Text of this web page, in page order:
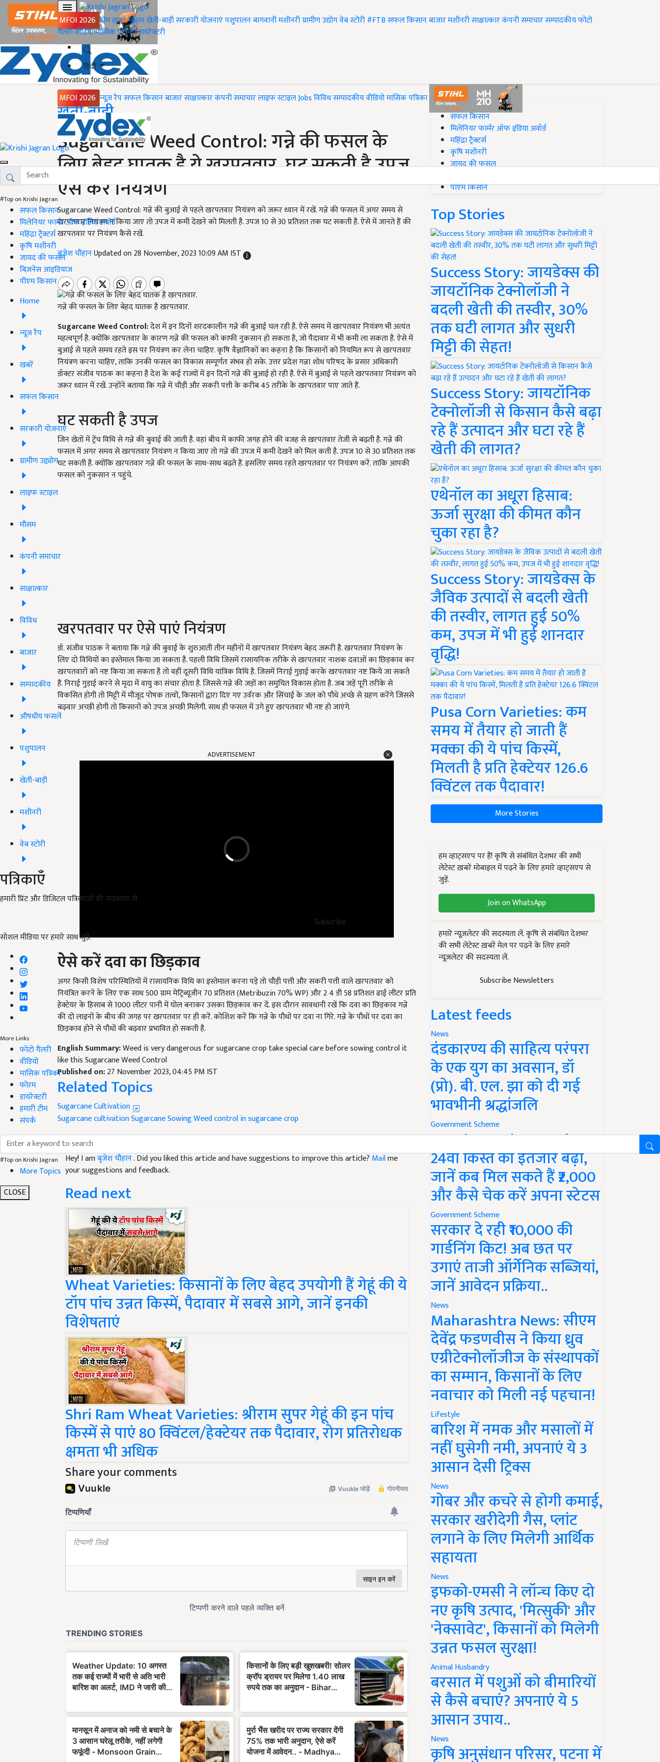
MFOI 2026 होमख़बरेंमौसमखेती-बाड़ीसरकारी योजनाएंपशुपालनबागवानीमशीनरीग्रामीण उद्योगवेब स्टोरी#FTBसफल किसानबाजारमशीनरीसाक्षात्कारकंपनी समाचारसम्पादकीयफोटो
गैलरीवीडियोमासिक पत्रिकाडायरेक्टरी
हिंदी
MFOI 2026 न्यूज़ रैपसफल किसानबाजारसाक्षात्कारकंपनी समाचारलाइफ स्टाइलJobsविविधसम्पादकीयवीडियोमासिक पत्रिका
#Top on Krishi Jagran
सफल किसान
मिलेनियर फार्मर ऑफ इंडिया अवॉर्ड
महिंद्रा ट्रैक्टर्स
कृषि मशीनरी
जायद की फसल
बिज़नेस आइडियाज
पीएम किसान
Home
न्यूज़ रैप
खबरें
सफल किसान
सरकारी योजनाएं
ग्रामीण उद्द्योग
लाइफ स्टाइल
मौसम
कंपनी समाचार
साक्षात्कार
विविध
बाजार
सम्पादकीय
औषधीय फसलें
पशुपालन
खेती-बाड़ी
मशीनरी
वेब स्टोरी
पत्रिकाएँ
हमारी प्रिंट और डिजिटल पत्रिकाओं की सदस्यता लें
Subscribe
सोशल मीडिया पर हमारे साथ जुड़ें:
More Links
फोटो गैलरी
वीडियो
मासिक पत्रिका
फोरम
डायरेक्टरी
हमारी टीम
संपर्क
#Top on Krishi Jagran
More Topics
CLOSE
Home
खेती-बाड़ी
Sugarcane Weed Control: गन्ने की फसल के
लिए बेहद घातक है ये खरपतवार, घट सकती है उपज,
ऐसे करें नियंत्रण
Sugarcane Weed Control: गन्ने की बुआई से पहले खरपतवार नियंत्रण को जरूर ध्यान में रखें. गन्ने की फसल में अगर समय से
खरपतवार नियंत्रण न किया जाए तो उपज में कमी देखने को मिलती है. उपज 10 से 30 प्रतिशत तक घट सकती है. ऐसे में जानते हैं की
खरपतवार पर नियंत्रण कैसे रखें.
बृजेश चौहानUpdated on 28 November, 2023 10:09 AM IST
गन्ने की फसल के लिए बेहद घातक है खरपतवार.
Sugarcane Weed Control:देश में इन दिनों शरदकालीन गन्ने की बुआई चल रही है. ऐसे समय में खरपतवार नियंत्रण भी अत्यंत
महत्वपूर्ण है. क्योंकि खरपतवार के कारण गन्ने की फसल को काफी नुकसान हो सकता है, जो पैदावार में भी कमी ला सकता है. ऐसे में
बुआई से पहले समय रहते इस पर नियंत्रण कर लेना चाहिए. कृषि वैज्ञानिकों का कहना है कि किसानों को नियमित रूप से खरपतवार
नियंत्रण करना चाहिए, ताकि उनकी फसल का विकास सम्पूर्णतः संभव हो सके. उत्तर प्रदेश गन्ना शोध परिषद के प्रसार अधिकारी
डॉक्टर संजीव पाठक का कहना है देश के कई राज्यों में इन दिनों गन्ने की बुआई हो रही है. ऐसे में बुआई से पहले खरपतवार नियंत्रण को
जरूर ध्यान में रखें. उन्होंने बताया कि गन्ने में चौड़ी और सकरी पत्ती के करीब 45 तरीके के खरपतवार पाए जाते हैं.
घट सकती है उपज
जिन खेतों में ट्रेंच विधि से गन्ने की बुवाई की जाती है. वहां बीच में काफी जगह होने की वजह से खरपतवार तेजी से बढ़ती है. गन्ने की
फसल में अगर समय से खरपतवार नियंत्रण न किया जाए तो गन्ने की उपज में कमी देखने को मिल कती है. उपज 10 से 30 प्रतिशत तक
घट सकती है. क्योंकि खरपतवार गन्ने की फसल के साथ-साथ बढ़ते हैं. इसलिए समय रहते खरपतवार पर नियंत्रण करें. ताकि आपकी
फसल को नुकसान न पहुंचे.
खरपतवार पर ऐसे पाएं नियंत्रण
डॉ. संजीव पाठक ने बताया कि गन्ने की बुवाई के शुरुआती तीन महीनों में खरपतवार नियंत्रण बेहद जरूरी है. खरपतवार नियंत्रण के
लिए दो विधियों का इस्तेमाल किया जा सकता है. पहली विधि जिसमें रासायनिक तरीके से खरपतवार नाशक दवाओं का छिड़काव कर
खरपतवारों को नष्ट किया जा सकता है तो वहीं दूसरी विधि यांत्रिक विधि है. जिसमें निराई गुड़ाई करके खरपतवार नष्ट किये जा सकते
हैं. निराई गुड़ाई करने से मृदा में वायु का संचार होता है. जिससे गन्ने की जड़ों का समुचित विकास होता है. जब जड़ें पूरी तरीके से
विकसित होगी तो मिट्टी में मौजूद पोषक तत्वों, किसानों द्वारा दिए गए उर्वरक और सिंचाई के जल को पौधे अच्छे से ग्रहण करेंगे जिससे
बढ़वार अच्छी होगी तो किसानों को उपज अच्छी मिलेगी. साथ ही फसल में उगे हुए खरपतवार भी नष्ट हो जाएंगे.
ऐसे करें दवा का छिड़काव
अगर किसी विशेष परिस्थितियों में रासायनिक विधि का इस्तेमाल करना पड़े तो चौड़ी पत्ती और सकरी पत्ती वाले खरपतवार को
नियंत्रित करने के लिए एक साथ 500 ग्राम मेट्रिब्यूजीन 70 प्रतिशत (Metribuzin 70% WP) और 2 4 डी 58 प्रतिशतढाई लीटर प्रति
हेक्टेयर के हिसाब से 1000 लीटर पानी में घोल बनाकर उसका छिड़काव कर दें. इस दौरान सावधानी रखें कि दवा का छिड़काव गन्ने
की दो लाइनों के बीच की जगह पर खरपतवार पर ही करें. कोशिश करें कि गन्ने के पौधों पर दवा ना गिरे. गन्ने के पौधों पर दवा का
छिड़काव होने से पौधों की बढ़वार प्रभावित हो सकती है.
English Summary:
Weed is very dangerous for sugarcane crop take special care before sowing control it
like this Sugarcane Weed Control
Published on:27 November 2023, 04:45 PM IST
Related Topics
Sugarcane Cultivation
Sugarcane cultivation Sugarcane Sowing
Like this article?
Hey! I am
your suggestions and feedback.
Read next
Wheat Varieties: किसानों के लिए बेहद उपयोगी हैं गेहूं की ये
टॉप पांच उन्नत किस्में, पैदावार में सबसे आगे, जानें इनकी
विशेषताएं
Shri Ram Wheat Varieties: श्रीराम सुपर गेहूं की इन पांच
किस्में से पाएं 80 क्विंटल/हेक्टेयर तक पैदावार, रोग प्रतिरोधक
क्षमता भी अधिक
Share your comments
#Top on Krishi Jagran
सफल किसान
मिलेनियर फार्मर ऑफ इंडिया अवॉर्ड
महिंद्रा ट्रैक्टर्स
कृषि मशीनरी
जायद की फसल
पीएम किसान
Top Stories
Success Story: जायडेक्स की
जायटॉनिक टेक्नोलॉजी ने
बदली खेती की तस्वीर, 30%
तक घटी लागत और सुधरी
मिट्टी की सेहत!
Success Story: जायटॉनिक
टेक्नोलॉजी से किसान कैसे बढ़ा
रहे हैं उत्पादन और घटा रहे हैं
खेती की लागत?
एथेनॉल का अधूरा हिसाब:
ऊर्जा सुरक्षा की कीमत कौन
चुका रहा है?
Success Story: जायडेक्स के
जैविक उत्पादों से बदली खेती
की तस्वीर, लागत हुई 50%
कम, उपज में भी हुई शानदार
वृद्धि!
Pusa Corn Varieties: कम
समय में तैयार हो जाती हैं
मक्का की ये पांच किस्में,
मिलती है प्रति हेक्टेयर 126.6
क्विंटल तक पैदावार!
More Stories
हम व्हाट्सएप पर हैं! कृषि से संबंधित देशभर की सभी
लेटेस्ट ख़बरें मोबाइल में पढ़ने के लिए हमारे व्हाट्सएप से
जुड़ें.
Join on WhatsApp
हमारे न्यूज़लेटर की सदस्यता लें. कृषि से संबंधित देशभर
की सभी लेटेस्ट ख़बरें मेल पर पढ़ने के लिए हमारे
न्यूज़लेटर की सदस्यता लें.
Subscribe Newsletters
Latest feeds
News
दंडकारण्य की साहित्य परंपरा
के एक युग का अवसान, डॉ
(प्रो). बी. एल. झा को दी गई
भावभीनी श्रद्धांजलि
Government Scheme
PM Kisan Yojana Update:
24वीं किस्त का इंतजार बढ़ा,
जानें कब मिल सकते हैं ₹2,000
और कैसे चेक करें अपना स्टेटस
Government Scheme
सरकार दे रही ₹10,000 की
गार्डनिंग किट! अब छत पर
उगाएं ताजी ऑर्गेनिक सब्जियां,
जानें आवेदन प्रक्रिया..
News
Maharashtra News: सीएम
देवेंद्र फडणवीस ने किया ध्रुव
एग्रीटेक्नोलॉजीज के संस्थापकों
का सम्मान, किसानों के लिए
नवाचार को मिली नई पहचान!
Lifestyle
बारिश में नमक और मसालों में
नहीं घुसेगी नमी, अपनाएं ये 3
आसान देसी ट्रिक्स
News
गोबर और कचरे से होगी कमाई,
सरकार खरीदेगी गैस, प्लांट
लगाने के लिए मिलेगी आर्थिक
सहायता
News
इफको-एमसी ने लॉन्च किए दो
नए कृषि उत्पाद, 'मित्सुकी' और
'नेक्सावेट', किसानों को मिलेगी
उन्नत फसल सुरक्षा!
Animal Husbandry
बरसात में पशुओं को बीमारियों
से कैसे बचाएं? अपनाएं ये 5
आसान उपाय..
News
कृषि अनुसंधान परिसर, पटना में